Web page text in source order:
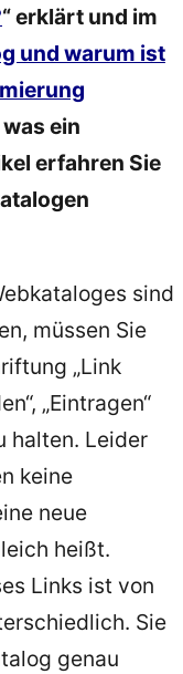
“ erklärt und im
und warum ist
ein
erfahren Sie
sind
müssen Sie
„Link
„Eintragen“
halten. Leider
keine
neue
heißt.
Links ist von
Sie
genau